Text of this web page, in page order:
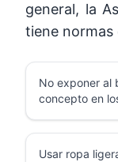
general, la
tiene normas
No exponer al
concepto en
Usar ropa